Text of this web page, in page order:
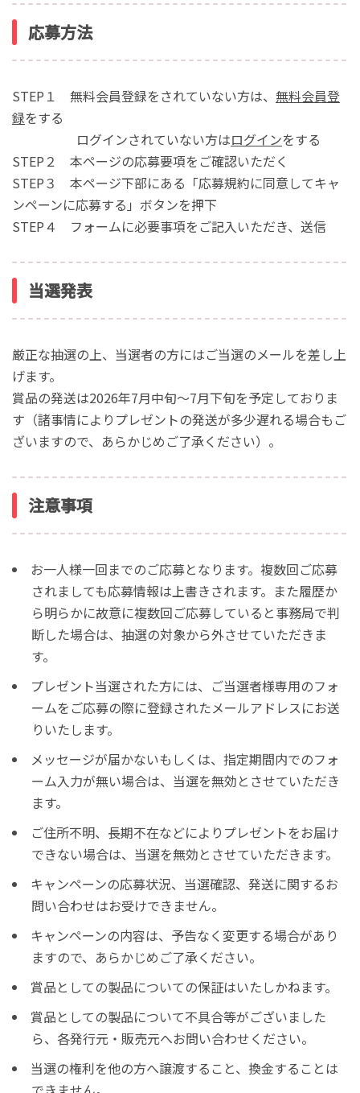
応募方法
STEP１ 無料会員登録をされていない方は、 無料会員登
録をする
ログインされていない方はログインをする
STEP２ 本ページの応募要項をご確認いただく
STEP３ 本ページ下部にある「応募規約に同意してキャ
ンペーンに応募する」ボタンを押下
STEP４ フォームに必要事項をご記入いただき、送信
当選発表
厳正な抽選の上、当選者の方にはご当選のメールを差し上
げます。
賞品の発送は2026年7月中旬〜7月下旬を予定しておりま
す（諸事情によりプレゼントの発送が多少遅れる場合もご
ざいますので、あらかじめご了承ください）。
注意事項
お一人様一回までのご応募となります。 複数回ご応募
されましても応募情報は上書きされます。 また履歴か
ら明らかに故意に複数回ご応募していると事務局で判
断した場合は、抽選の対象から外させていただきま
す。
プレゼント当選された方には、ご当選者様専用のフォ
ームをご応募の際に登録されたメールアドレスにお送
りいたします。
メッセージが届かないもしくは、指定期間内でのフォ
ーム入力が無い場合は、当選を無効とさせていただき
ます。
ご住所不明、長期不在などによりプレゼントをお届け
できない場合は、当選を無効とさせていただきます。
キャンペーンの応募状況、当選確認、発送に関するお
問い合わせはお受けできません。
キャンペーンの内容は、予告なく変更する場合があり
ますので、あらかじめご了承ください。
賞品としての製品についての保証はいたしかねます。
賞品としての製品について不具合等がございました
ら、各発行元・販売元へお問い合わせください。
当選の権利を他の方へ譲渡すること、換金することは